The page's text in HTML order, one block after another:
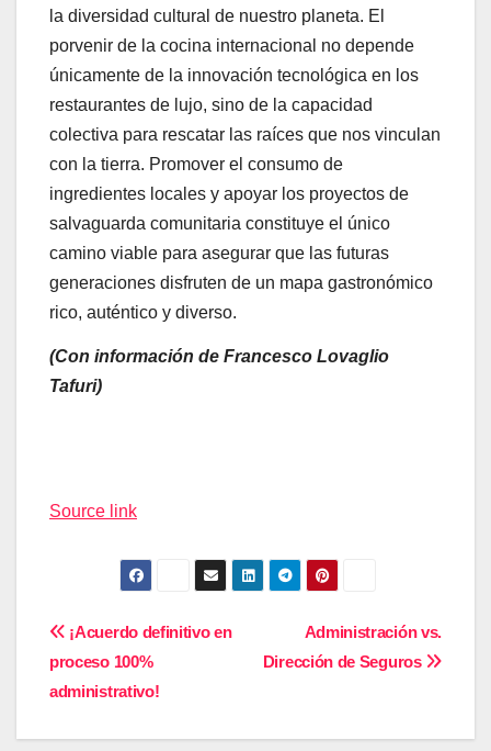
la diversidad cultural de nuestro planeta. El
porvenir de la cocina internacional no depende
únicamente de la innovación tecnológica en los
restaurantes de lujo, sino de la capacidad
colectiva para rescatar las raíces que nos vinculan
con la tierra. Promover el consumo de
ingredientes locales y apoyar los proyectos de
salvaguarda comunitaria constituye el único
camino viable para asegurar que las futuras
generaciones disfruten de un mapa gastronómico
rico, auténtico y diverso.
(Con información de Francesco Lovaglio
Tafuri)
de
Source link
Navegación
de
entradas
Administración vs.
Dirección de Seguros
¡Acuerdo definitivo en
proceso 100%
administrativo!